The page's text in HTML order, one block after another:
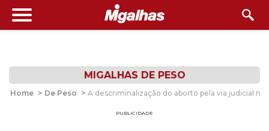
MIGALHAS DE PESO
Home > De Peso > A descriminalização do aborto pela via judicial
PUBLICIDADE